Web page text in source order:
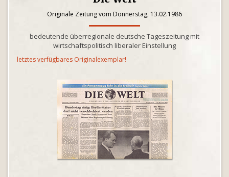
Originale Zeitung vom Donnerstag, 13.02.1986
bedeutende überregionale deutsche Tageszeitung mit
wirtschaftspolitisch liberaler Einstellung
letztes verfügbares Originalexemplar!